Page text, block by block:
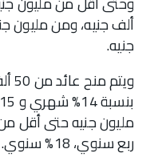
جنيه.
ربع سنوي، 18% سنوي.